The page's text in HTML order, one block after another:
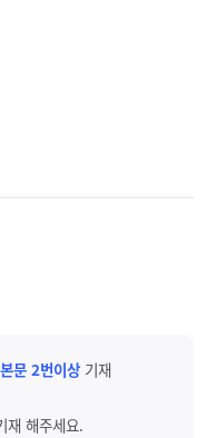
문 2번이상 기재
재 해주세요.